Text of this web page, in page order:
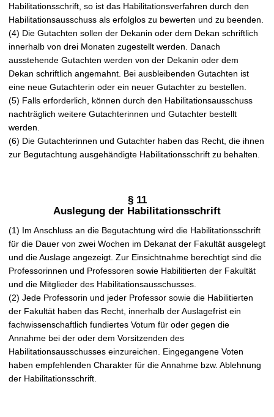
Habilitationsschrift, so ist das Habilitationsverfahren durch den
Habilitationsausschuss als erfolglos zu bewerten und zu beenden.
(4) Die Gutachten sollen der Dekanin oder dem Dekan schriftlich
innerhalb von drei Monaten zugestellt werden. Danach
ausstehende Gutachten werden von der Dekanin oder dem
Dekan schriftlich angemahnt. Bei ausbleibenden Gutachten ist
eine neue Gutachterin oder ein neuer Gutachter zu bestellen.
(5) Falls erforderlich, können durch den Habilitationsausschuss
nachträglich weitere Gutachterinnen und Gutachter bestellt
werden.
(6) Die Gutachterinnen und Gutachter haben das Recht, die ihnen
zur Begutachtung ausgehändigte Habilitationsschrift zu behalten.
§ 11
Auslegung der Habilitationsschrift
(1) Im Anschluss an die Begutachtung wird die Habilitationsschrift
für die Dauer von zwei Wochen im Dekanat der Fakultät ausgelegt
und die Auslage angezeigt. Zur Einsichtnahme berechtigt sind die
Professorinnen und Professoren sowie Habilitierten der Fakultät
und die Mitglieder des Habilitationsausschusses.
(2) Jede Professorin und jeder Professor sowie die Habilitierten
der Fakultät haben das Recht, innerhalb der Auslagefrist ein
fachwissenschaftlich fundiertes Votum für oder gegen die
Annahme bei der oder dem Vorsitzenden des
Habilitationsausschusses einzureichen. Eingegangene Voten
haben empfehlenden Charakter für die Annahme bzw. Ablehnung
der Habilitationsschrift.